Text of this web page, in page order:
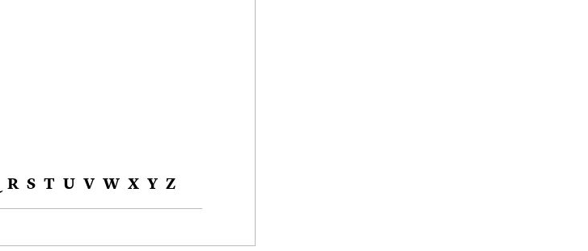
R S T U V W X Y Z